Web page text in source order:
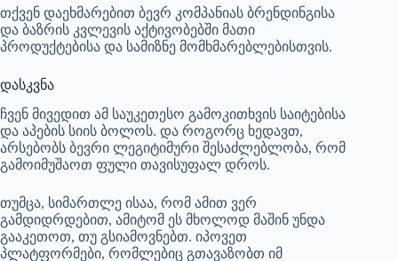
თქვენ დაეხმარებით ბევრ კომპანიას ბრენდინგისა
და ბაზრის კვლევის აქტივობებში მათი
პროდუქტებისა და სამიზნე მომხმარებლებისთვის.
დასკვნა
ჩვენ მივედით ამ საუკეთესო გამოკითხვის საიტებისა
და აპების სიის ბოლოს. და როგორც ხედავთ,
არსებობს ბევრი ლეგიტიმური შესაძლებლობა, რომ
გამოიმუშაოთ ფული თავისუფალ დროს.
თუმცა, სიმართლე ისაა, რომ ამით ვერ
გამდიდრდებით, ამიტომ ეს მხოლოდ მაშინ უნდა
გააკეთოთ, თუ გსიამოვნებთ. იპოვეთ
პლატფორმები, რომლებიც გთავაზობთ იმ